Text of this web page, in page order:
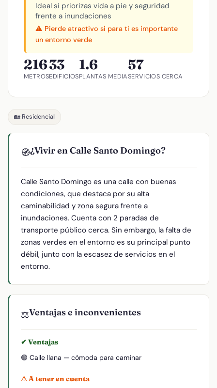
Ideal si priorizas vida a pie y seguridad
frente a inundaciones
⚠️ Pierde atractivo si para ti es importante
un entorno verde
216
METROS
33
EDIFICIOS
1.6
PLANTAS MEDIA
57
SERVICIOS CERCA
🏡 Residencial
🧭¿Vivir en Calle Santo Domingo?
Calle Santo Domingo es una calle con buenas
condiciones, que destaca por su alta
caminabilidad y zona segura frente a
inundaciones. Cuenta con 2 paradas de
transporte público cerca. Sin embargo, la falta de
zonas verdes en el entorno es su principal punto
débil, junto con la escasez de servicios en el
entorno.
⚖️Ventajas e inconvenientes
✔ Ventajas
🟢 Calle llana — cómoda para caminar
⚠ A tener en cuenta